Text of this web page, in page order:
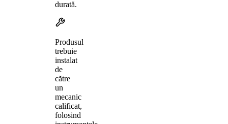
durată.
Produsul
trebuie
instalat
de
către
un
mecanic
calificat,
folosind